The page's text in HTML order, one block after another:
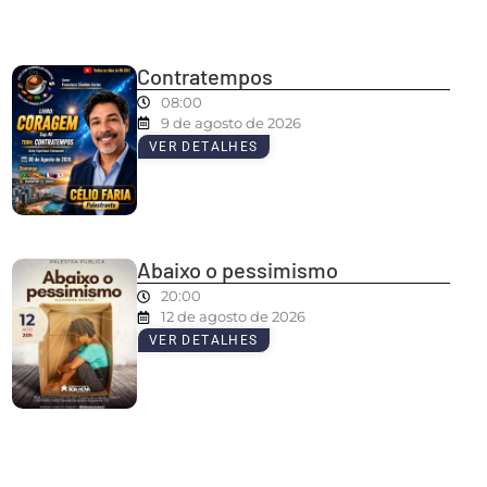
Contratempos
08:00
9 de agosto de 2026
VER DETALHES
Abaixo o pessimismo
20:00
12 de agosto de 2026
VER DETALHES